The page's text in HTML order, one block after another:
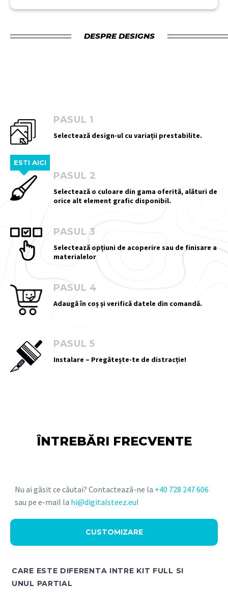
DESPRE DESIGNS
PASUL 1
Selectează design-ul cu variații prestabilite.
ESTI AICI
PASUL 2
Selectează o culoare din gama oferită, alături de
orice alt element grafic disponibil.
PASUL 3
Selectează opțiuni de acoperire sau de finisare a
materialelor
PASUL 4
Adaugă în coș și verifică datele din comandă.
PASUL 5
Instalare – Pregătește-te de distracție!
ÎNTREBĂRI FRECVENTE
Nu ai găsit ce căutai? Contactează-ne la +40 728 247 606
sau pe e-mail la hi@digitalsteez.eu!
CUSTOMIZARE
CARE ESTE DIFERENTA INTRE KIT FULL SI
UNUL PARTIAL